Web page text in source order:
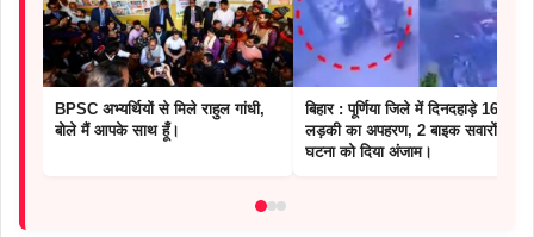
BPSC अभ्यर्थियों से मिले राहुल गांधी,
बोले मैं आपके साथ हूँ।
बिहार : पूर्णिया जिले में दिनदहाड़े 16 वर्षीय
लड़की का अपहरण, 2 बाइक सवारों ने
घटना को दिया अंजाम।